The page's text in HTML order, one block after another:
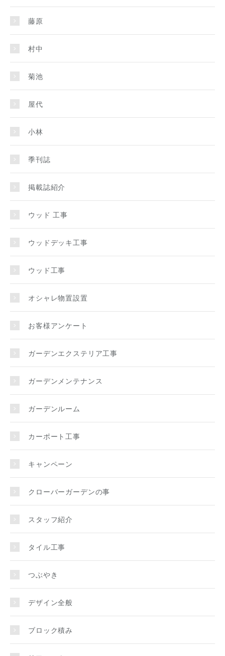
藤原
村中
菊池
屋代
小林
季刊誌
掲載誌紹介
ウッド 工事
ウッドデッキ工事
ウッド工事
オシャレ物置設置
お客様アンケート
ガーデンエクステリア工事
ガーデンメンテナンス
ガーデンルーム
カーポート工事
キャンペーン
クローバーガーデンの事
スタッフ紹介
タイル工事
つぶやき
デザイン全般
ブロック積み